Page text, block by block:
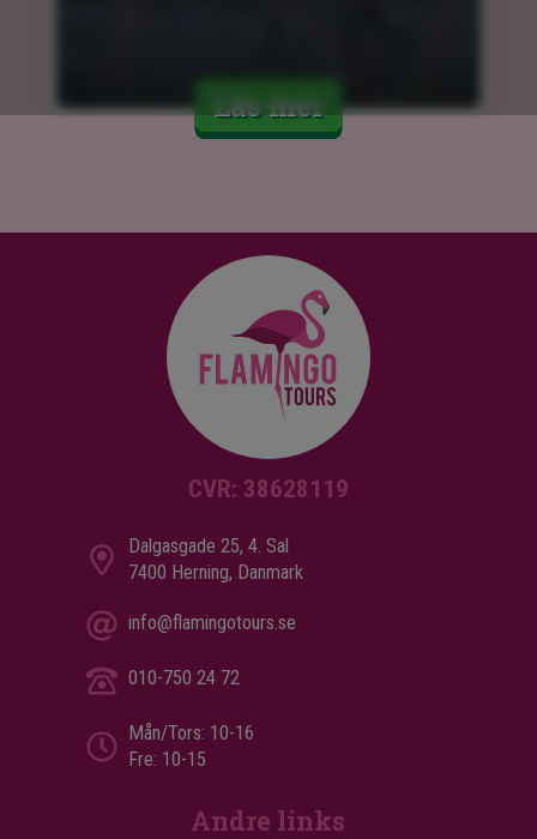
Läs mer
CVR: 38628119
Dalgasgade 25, 4. Sal
7400 Herning, Danmark
info@flamingotours.se
010-750 24 72
Mån/Tors: 10-16
Fre: 10-15
Andre links